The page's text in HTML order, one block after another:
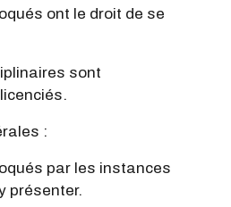
ont le droit de se
sont
:
par les instances
présenter.